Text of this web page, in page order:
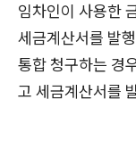
임차인이 사용한
세금계산서를 발
통합 청구하는 경
고 세금계산서를